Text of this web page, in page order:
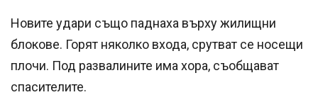
Новите удари също паднаха върху жилищни
блокове. Горят няколко входа, срутват се носещи
плочи. Под развалините има хора, съобщават
спасителите.